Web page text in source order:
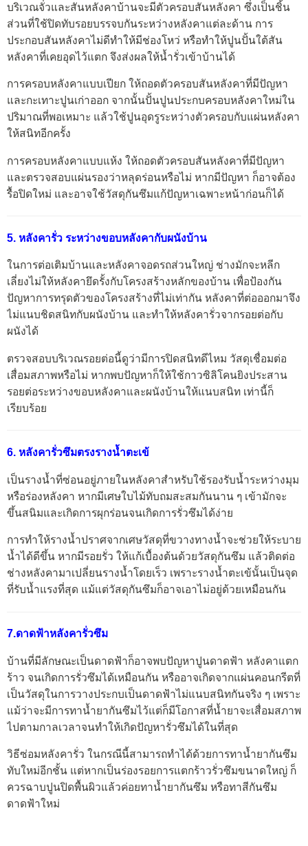
บริเวณจั่วและสันหลังคาบ้านจะมีตัวครอบสันหลังคา ซึ่งเป็นชิ้น
ส่วนที่ใช้ปิดทับรอยบรรจบกันระหว่างหลังคาแต่ละด้าน การ
ประกอบสันหลังคาไม่ดีทำให้มีช่องโหว่ หรือทำให้ปูนปั้นใต้สัน
หลังคาที่เคยอุดไว้แตก จึงส่งผลให้น้ำรั่วเข้าบ้านได้
การครอบหลังคาแบบเปียก ให้ถอดตัวครอบสันหลังคาที่มีปัญหา
และกะเทาะปูนเก่าออก จากนั้นปั้นปูนประกบครอบหลังคาใหม่ใน
ปริมาณที่พอเหมาะ แล้วใช้ปูนอุดรูระหว่างตัวครอบกับแผ่นหลังคา
ให้สนิทอีกครั้ง
การครอบหลังคาแบบแห้ง ให้ถอดตัวครอบสันหลังคาที่มีปัญหา
และตรวจสอบแผ่นรองว่าหลุดร่อนหรือไม่ หากมีปัญหา ก็อาจต้อง
รื้อปิดใหม่ และอาจใช้วัสดุกันซึมแก้ปัญหาเฉพาะหน้าก่อนก็ได้
5. หลังคารั่ว ระหว่างขอบหลังคากับผนังบ้าน
ในการต่อเติมบ้านและหลังคาจอดรถส่วนใหญ่ ช่างมักจะหลีก
เลี่ยงไม่ให้หลังคายึดรั้งกับโครงสร้างหลักของบ้าน เพื่อป้องกัน
ปัญหาการทรุดตัวของโครงสร้างที่ไม่เท่ากัน หลังคาที่ต่อออกมาจึง
ไม่แนบชิดสนิทกับผนังบ้าน และทำให้หลังคารั่วจากรอยต่อกับ
ผนังได้
ตรวจสอบบริเวณรอยต่อนี้ดูว่ามีการปิดสนิทดีไหม วัสดุเชื่อมต่อ
เสื่อมสภาพหรือไม่ หากพบปัญหาก็ให้ใช้กาวซิลิโคนยิงประสาน
รอยต่อระหว่างขอบหลังคาและผนังบ้านให้แนบสนิท เท่านี้ก็
เรียบร้อย
6. หลังคารั่วซึมตรงรางน้ำตะเข้
เป็นรางน้ำที่ซ่อนอยู่ภายในหลังคาสำหรับใช้รองรับน้ำระหว่างมุม
หรือร่องหลังคา หากมีเศษใบไม้ทับถมสะสมกันนาน ๆ เข้ามักจะ
ขึ้นสนิมและเกิดการผุกร่อนจนเกิดการรั่วซึมได้ง่าย
การทำให้รางน้ำปราศจากเศษวัสดุที่ขวางทางน้ำจะช่วยให้ระบาย
น้ำได้ดีขึ้น หากมีรอยรั่ว ให้แก้เบื้องต้นด้วยวัสดุกันซึม แล้วติดต่อ
ช่างหลังคามาเปลี่ยนรางน้ำโดยเร็ว เพราะรางน้ำตะเข้นั้นเป็นจุด
ที่รับน้ำแรงที่สุด แม้แต่วัสดุกันซึมก็อาจเอาไม่อยู่ด้วยเหมือนกัน
7.ดาดฟ้าหลังคารั่วซึม
บ้านที่มีลักษณะเป็นดาดฟ้าก็อาจพบปัญหาปูนดาดฟ้า หลังคาแตก
ร้าว จนเกิดการรั่วซึมได้เหมือนกัน หรืออาจเกิดจากแผ่นคอนกรีตที่
เป็นวัสดุในการวางประกบเป็นดาดฟ้าไม่แนบสนิทกันจริง ๆ เพราะ
แม้ว่าจะมีการทาน้ำยากันซึมไว้แต่ก็มีโอกาสที่น้ำยาจะเสื่อมสภาพ
ไปตามกาลเวลาจนทำให้เกิดปัญหารั่วซึมได้ในที่สุด
วิธีซ่อมหลังคารั่ว ในกรณีนี้สามารถทำได้ด้วยการทาน้ำยากันซึม
ทับใหม่อีกชั้น แต่หากเป็นร่องรอยการแตกร้าวรั่วซึมขนาดใหญ่ ก็
ควรฉาบปูนปิดพื้นผิวแล้วค่อยทาน้ำยากันซึม หรือทาสีกันซึม
ดาดฟ้าใหม่